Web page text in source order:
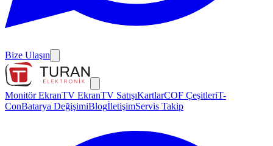
Bize Ulaşın
Monitör EkranTV EkranTV SatışıKartlarCOF ÇeşitleriT-
ConBatarya DeğişimiBlogİletişimServis Takip